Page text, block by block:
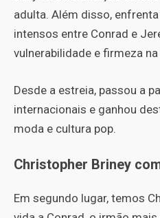
adulta. Além disso,
intensos entre Conrad e
vulnerabilidade e firmeza
Desde a estreia, passou a
internacionais e ganhou
moda e cultura pop.
Christopher Briney
Em segundo lugar, temos